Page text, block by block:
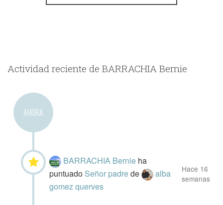
Actividad reciente de BARRACHIA Bernie
AHORA
BARRACHIA Bernie ha
puntuado Señor padrede
alba
gomez querves
Hace 16
semanas